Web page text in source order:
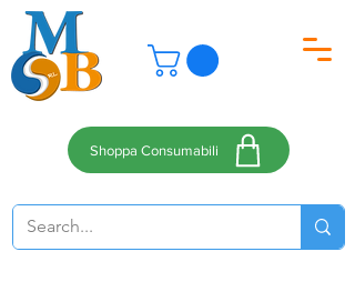
Shoppa Consumabili